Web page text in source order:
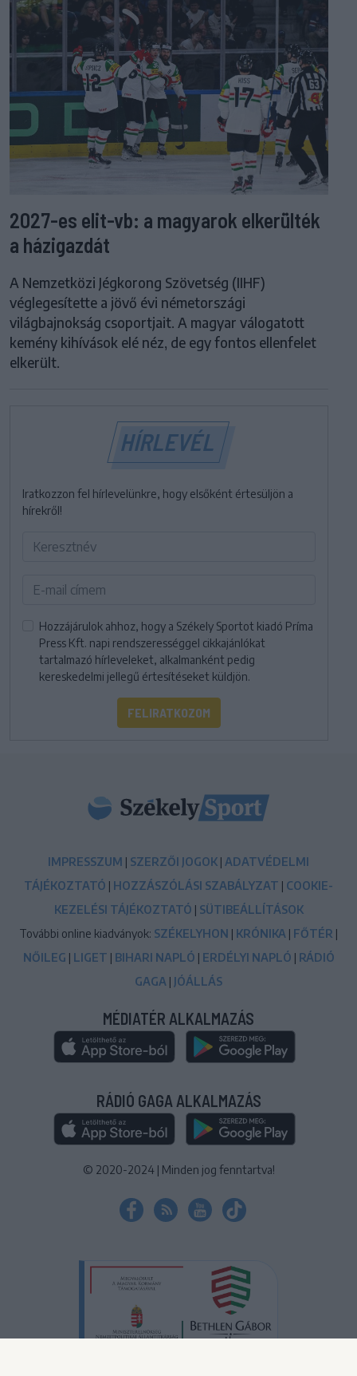
2027-es elit-vb: a magyarok elkerülték
a házigazdát
A Nemzetközi Jégkorong Szövetség (IIHF)
véglegesítette a jövő évi németországi
világbajnokság csoportjait. A magyar válogatott
kemény kihívások elé néz, de egy fontos ellenfelet
elkerült.
HÍRLEVÉL
Iratkozzon fel hírlevelünkre, hogy elsőként értesüljön a
hírekről!
Hozzájárulok ahhoz, hogy a Székely Sportot kiadó Príma
Press Kft. napi rendszerességgel cikkajánlókat
tartalmazó hírleveleket, alkalmanként pedig
kereskedelmi jellegű értesítéseket küldjön.
FELIRATKOZOM
IMPRESSZUM | SZERZŐI JOGOK | ADATVÉDELMI
TÁJÉKOZTATÓ | HOZZÁSZÓLÁSI SZABÁLYZAT | COOKIE-
KEZELÉSI TÁJÉKOZTATÓ | SÜTIBEÁLLÍTÁSOK
További online kiadványok: SZÉKELYHON | KRÓNIKA | FŐTÉR |
NŐILEG | LIGET | BIHARI NAPLÓ | ERDÉLYI NAPLÓ | RÁDIÓ
GAGA | JÓÁLLÁS
MÉDIATÉR ALKALMAZÁS
RÁDIÓ GAGA ALKALMAZÁS
© 2020-2024 | Minden jog fenntartva!